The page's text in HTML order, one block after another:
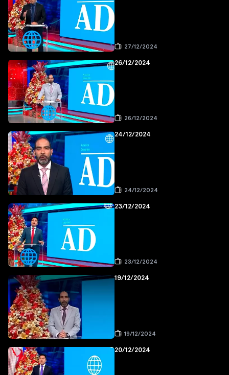
27/12/2024
26/12/2024
26/12/2024
24/12/2024
24/12/2024
23/12/2024
23/12/2024
19/12/2024
19/12/2024
20/12/2024